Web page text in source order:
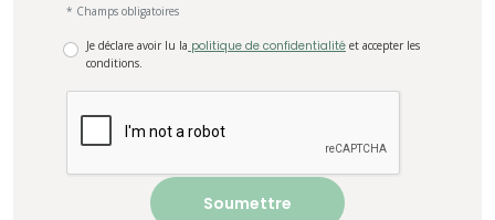
* Champs obligatoires
Je déclare avoir lu la politique de confidentialité et accepter les
conditions.